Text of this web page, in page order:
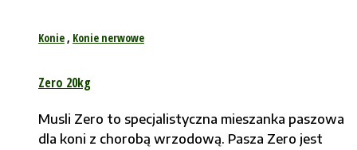
Konie, Konie nerwowe
Zero 20kg
Musli Zero to specjalistyczna mieszanka paszowa
dla koni z chorobą wrzodową. Pasza Zero jest